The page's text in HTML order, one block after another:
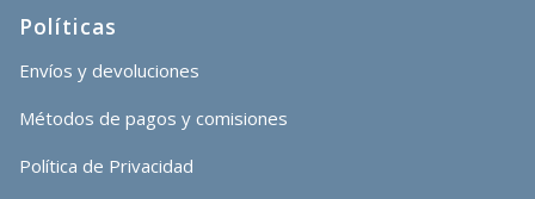
Políticas
Envíos y devoluciones
Métodos de pagos y comisiones
Política de Privacidad